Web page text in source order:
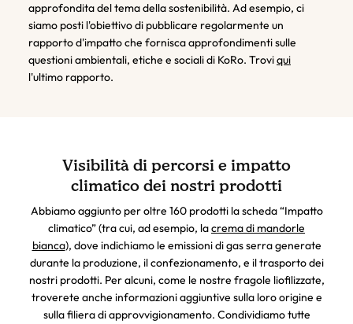
approfondita del tema della sostenibilità. Ad esempio, ci
siamo posti l'obiettivo di pubblicare regolarmente un
rapporto d'impatto che fornisca approfondimenti sulle
questioni ambientali, etiche e sociali di KoRo. Troviqui
l'ultimo rapporto.
Visibilità di percorsi e impatto
climatico dei nostri prodotti
Abbiamo aggiunto per oltre 160 prodotti la scheda “Impatto
climatico” (tra cui, ad esempio, lacrema di mandorle
bianca), dove indichiamo le emissioni di gas serra generate
durante la produzione, il confezionamento, e il trasporto dei
nostri prodotti. Per alcuni, come le nostre fragole liofilizzate,
troverete anche informazioni aggiuntive sulla loro origine e
sulla filiera di approvvigionamento. Condividiamo tutte